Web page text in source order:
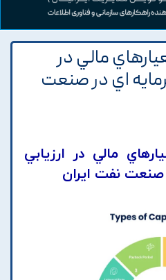
مالي در
اي در صنعت
مالي در ارزيابي
صنعت نفت ايران